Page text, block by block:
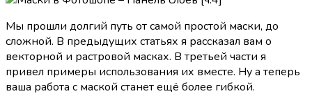
Мы прошли долгий путь от самой простой маски, до
сложной. В предыдущих статьях я рассказал вам о
векторной и растровой масках. В третьей части я
привел примеры использования их вместе. Ну а теперь
ваша работа с маской станет ещё более гибкой.